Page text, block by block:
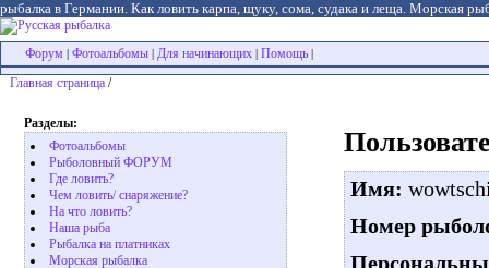
рыбалка в Германии. Как ловить карпа, щуку, сома, судака и леща. Морская
Форум Фотоальбомы Для начинающих Помощь
Главная страница /
Разделы:
Фотоальбомы
Рыболовный ФОРУМ
Где ловить?
Чем ловить/ снаряжение?
На что ловить?
Наша рыба
Рыбалка на платниках
Морская рыбалка
Имя:
Номер